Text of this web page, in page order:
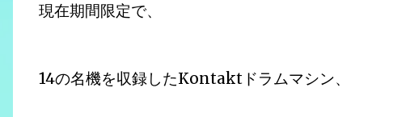
現在期間限定で、
14の名機を収録したKontaktドラムマシン、